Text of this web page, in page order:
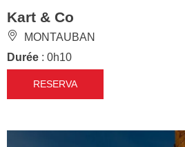
Kart & Co
MONTAUBAN
Durée : 0h10
RESERVA